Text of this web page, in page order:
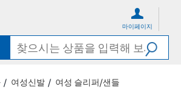
마이페이지
여성신발 여성 슬리퍼/샌들